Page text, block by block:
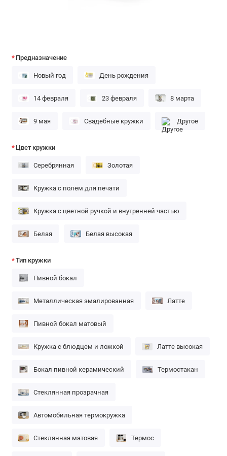
Предназначение
Новый год День рождения
14 февраля 23 февраля 8 марта
9 мая Свадебные кружки Другое
Цвет кружки
Серебрянная Золотая
Кружка с полем для печати
Кружка с цветной ручкой и внутренней частью
Белая Белая высокая
Тип кружки
Пивной бокал
Металлическая эмалированная Латте
Пивной бокал матовый
Кружка с блюдцем и ложкой Латте высокая
Бокал пивной керамический Термостакан
Стеклянная прозрачная
Автомобильная термокружка
Стеклянная матовая Термос